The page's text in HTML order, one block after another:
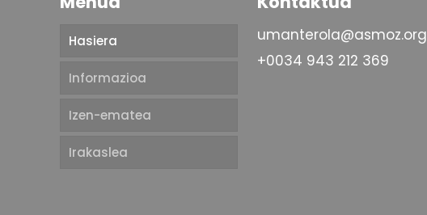
Hasiera
Informazioa
Izen-ematea
Irakaslea
umanterola@asmoz.org
+0034 943 212 369